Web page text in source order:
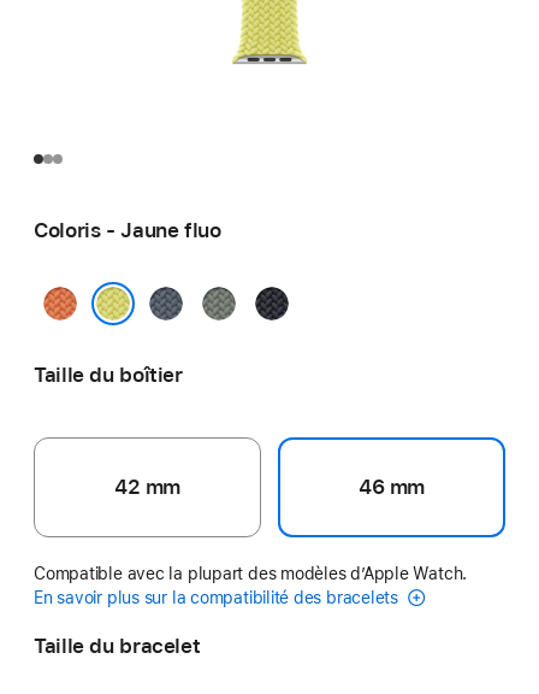
Coloris - Jaune fluo
Curcuma
Bleu
Gris
Minuit
Taille du boîtier
42 mm 46 mm
Compatible avec la plupart des modèles d’Apple Watch.
En savoir plus sur la compatibilité des bracelets
Taille du bracelet